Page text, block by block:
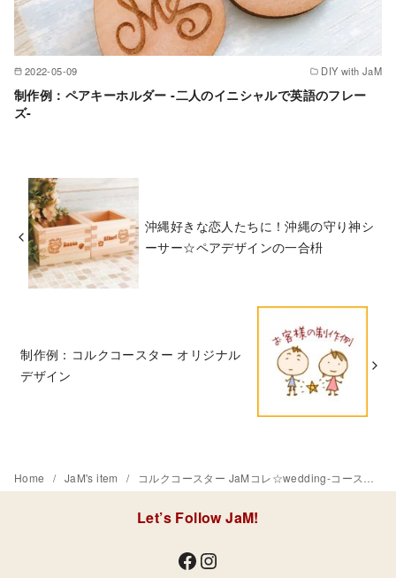
2022-05-09 DIY with JaM
制作例：ペアキーホルダー -二人のイニシャルで英語のフレー
ズ-
沖縄好きな恋人たちに！沖縄の守り神シ
ーサー☆ペアデザインの一合枡
制作例：コルクコースター オリジナル
デザイン
Home JaM's item コルクコースター JaMコレ☆wedding-コースターにもインテリアにも-
Let’s Follow JaM!
Facebook Instagram